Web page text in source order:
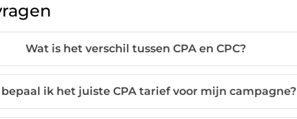
Wat is het verschil tussen CPA en CPC?
bepaal ik het juiste CPA tarief voor mijn campagne?